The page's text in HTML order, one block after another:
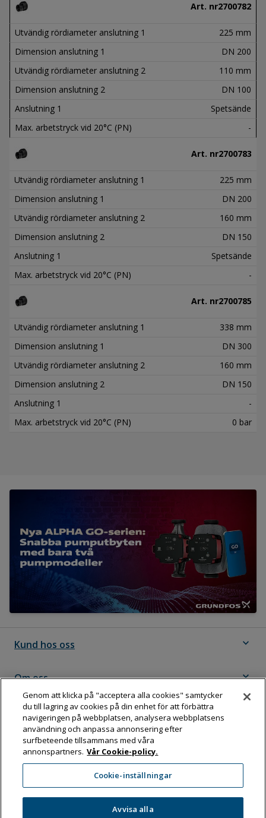
Art. nr2700782
Utvändig rördiameter anslutning 1
225 mm
Dimension anslutning 1
DN 200
Utvändig rördiameter anslutning 2
110 mm
Dimension anslutning 2
DN 100
Anslutning 1
Spetsände
Max. arbetstryck vid 20°C (PN)
-
Art. nr2700783
Utvändig rördiameter anslutning 1
225 mm
Dimension anslutning 1
DN 200
Utvändig rördiameter anslutning 2
160 mm
Dimension anslutning 2
DN 150
Anslutning 1
Spetsände
Max. arbetstryck vid 20°C (PN)
-
Art. nr2700785
Utvändig rördiameter anslutning 1
338 mm
Dimension anslutning 1
DN 300
Utvändig rördiameter anslutning 2
160 mm
Dimension anslutning 2
DN 150
Anslutning 1
-
Max. arbetstryck vid 20°C (PN)
0 bar
Kund hos oss expand_more
Om oss expand_more
Följ Dahl
Dahl Sverige AB
Box 11076, 161 11 BROMMA
Tel:08-583 595 00
Genom att klicka på "acceptera alla cookies" samtycker
du till lagring av cookies på din enhet för att förbättra
navigeringen på webbplatsen, analysera webbplatsens
användning och anpassa annonsering efter
surfbeteende tillsammans med våra
annonspartners. Vår Cookie-policy.
Cookie-inställningar
Avvisa alla